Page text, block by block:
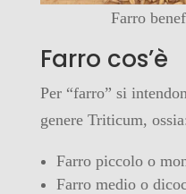
Farro
Farro cos’è
Per “farro” si
genere Triticum,
Farro piccolo o
Farro medio o